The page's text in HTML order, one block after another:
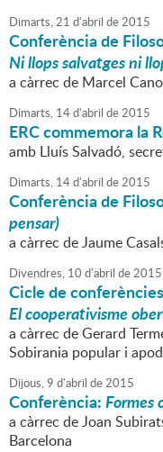
Dimarts,21 d'abril de2015
Conferència de
Ni llops salvatges ni
a càrrec de Marcel
Dimarts, 14d'abril de2015
ERC commemora la
amb Lluís Salvadó,
Dimarts, 14d'abril de2015
Conferència de
pensar)
a càrrec de Jaume
Divendres, 10 d'abril de2015
Cicle de
El cooperativisme
a càrrec de Gerard
Sobirania popular i
Dijous,9 d'abril de2015
Conferència:Formes
a càrrec de Joan
Barcelona